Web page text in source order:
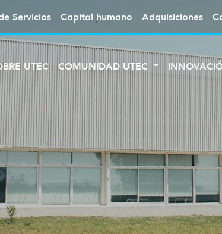
Servicios Capital humano Adquisiciones
UTEC COMUNIDAD UTEC